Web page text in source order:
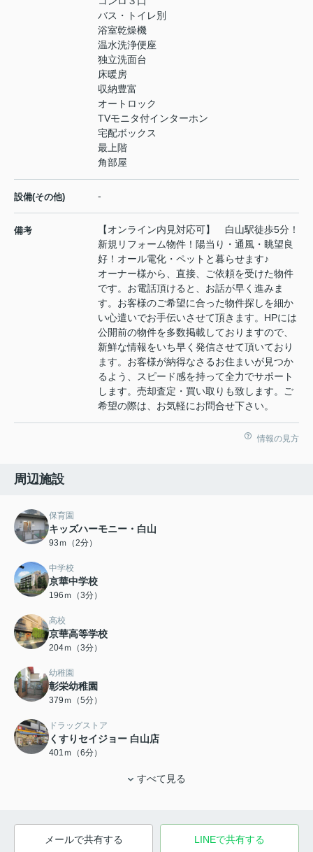
バス・トイレ別
浴室乾燥機
温水洗浄便座
独立洗面台
床暖房
収納豊富
オートロック
TVモニタ付インターホン
宅配ボックス
最上階
角部屋
設備(その他) -
備考
【オンライン内見対応可】 白山駅徒歩5分！
新規リフォーム物件！陽当り・通風・眺望良
好！オール電化・ペットと暮らせます♪
オーナー様から、直接、ご依頼を受けた物件
です。お電話頂けると、お話が早く進みま
す。お客様のご希望に合った物件探しを細か
い心遣いでお手伝いさせて頂きます。HPには
公開前の物件を多数掲載しておりますので、
新鮮な情報をいち早く発信させて頂いており
ます。お客様が納得なさるお住まいが見つか
るよう、スピード感を持って全力でサポート
します。売却査定・買い取りも致します。ご
希望の際は、お気軽にお問合せ下さい。
情報の見方
周辺施設
保育園
キッズハーモニー・白山
93ｍ（2分）
中学校
京華中学校
196ｍ（3分）
高校
京華高等学校
204ｍ（3分）
幼稚園
彰栄幼稚園
379ｍ（5分）
ドラッグストア
くすりセイジョー 白山店
401ｍ（6分）
すべて見る
メールで共有する LINEで共有する